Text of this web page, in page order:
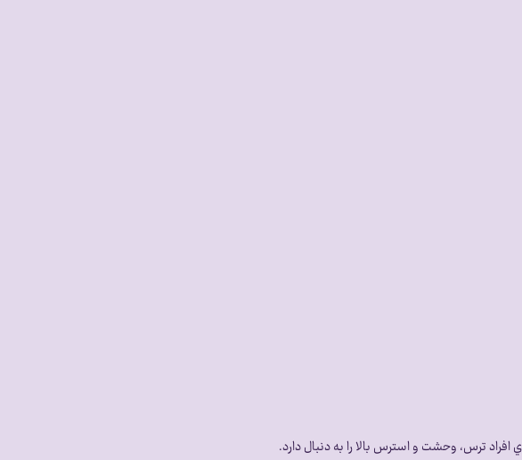
ترس، وحشت و استرس بالا را به دنبال دارد.